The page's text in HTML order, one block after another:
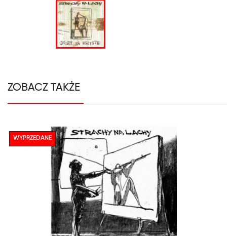
ZOBACZ TAKŻE
WYPRZEDANE